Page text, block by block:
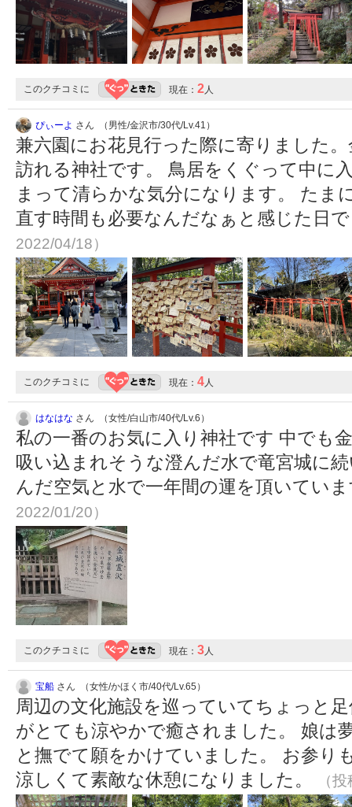
このクチコミに 現在： 2 人
ぴぃーよ さん （男性/金沢市/30代/Lv.41）
兼六園にお花見行った際に寄りました
訪れる神社です。 鳥居をくぐって中に
まって清らかな気分になります。 たま
直す時間も必要なんだなぁと感じた日
2022/04/18）
このクチコミに 現在： 4 人
はなはな さん （女性/白山市/40代/Lv.6）
私の一番のお気に入り神社です 中でも
吸い込まれそうな澄んだ水で竜宮城に
んだ空気と水で一年間の運を頂いてい
2022/01/20）
このクチコミに 現在： 3 人
宝船 さん （女性/かほく市/40代/Lv.65）
周辺の文化施設を巡っていてちょっと
がとても涼やかで癒されました。 娘は
と撫でて願をかけていました。 お参り
涼しくて素敵な休憩になりました。
（